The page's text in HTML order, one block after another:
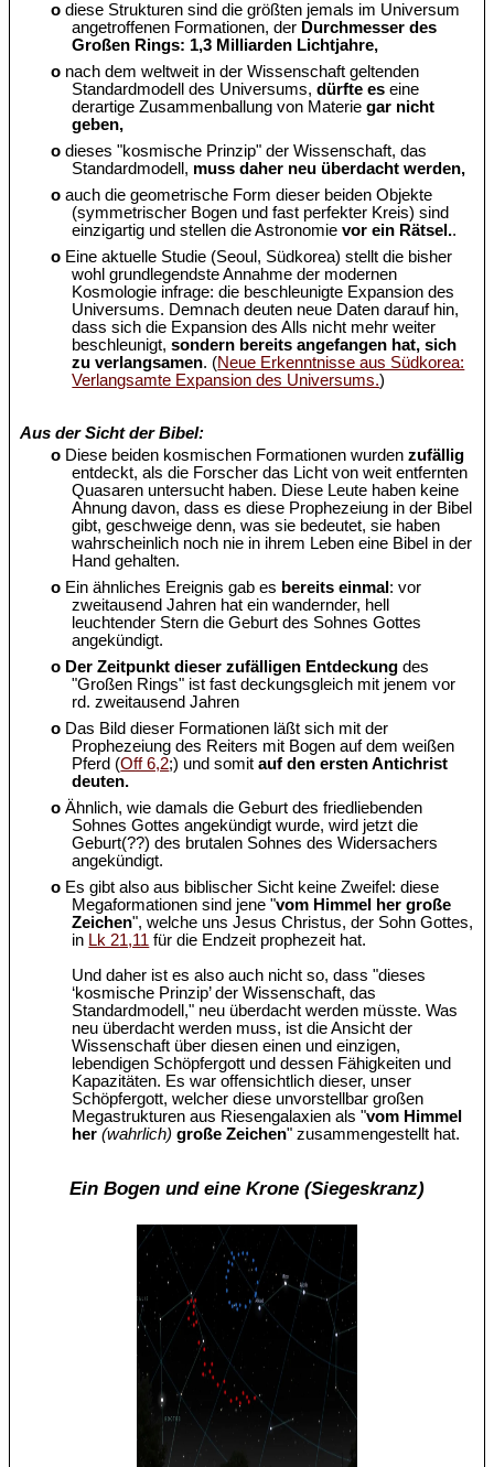
o diese Strukturen sind die größten jemals im Universum
angetroffenen Formationen, der Durchmesser des
Großen Rings: 1,3 Milliarden Lichtjahre,
o nach dem weltweit in der Wissenschaft geltenden
Standardmodell des Universums,dürfte eseine
derartige Zusammenballung von Materiegar nicht
geben,
o dieses "kosmische Prinzip" der Wissenschaft, das
Standardmodell, muss daher neu überdacht werden,
o auch die geometrische Form dieser beiden Objekte
(symmetrischer Bogen und fast perfekter Kreis) sind
einzigartig und stellen die Astronomievor ein Rätsel..
o Eine aktuelle Studie (Seoul, Südkorea) stellt die bisher
wohl grundlegendste Annahme der modernen
Kosmologie infrage: die beschleunigte Expansion des
Universums. Demnach deuten neue Daten darauf hin,
dass sich die Expansion des Alls nicht mehr weiter
beschleunigt,sondern bereits angefangen hat, sich
zu verlangsamen. (Neue Erkenntnisse aus Südkorea:
Verlangsamte Expansion des Universums.)
Aus der Sicht der Bibel:
o Diese beiden kosmischen Formationen wurdenzufällig
entdeckt, als die Forscher das Licht von weit entfernten
Quasaren untersucht haben. Diese Leute haben keine
Ahnung davon, dass es diese Prophezeiung in der Bibel
gibt, geschweige denn, was sie bedeutet, sie haben
wahrscheinlich noch nie in ihrem Leben eine Bibel in der
Hand gehalten.
o Ein ähnliches Ereignis gab es bereits einmal : vor
zweitausend Jahren hat ein wandernder, hell
leuchtender Stern die Geburt des Sohnes Gottes
angekündigt.
o Der Zeitpunkt dieser zufälligen Entdeckung des
"Großen Rings" ist fast deckungsgleich mit jenem vor
rd. zweitausend Jahren
o Das Bild dieser Formationen läßt sich mit der
Prophezeiung des Reiters mit Bogen auf dem weißen
Pferd (Off 6,2;) und somitauf den ersten Antichrist
deuten.
o Ähnlich, wie damals die Geburt des friedliebenden
Sohnes Gottes angekündigt wurde, wird jetzt die
Geburt(??) des brutalen Sohnes des Widersachers
angekündigt.
o Es gibt also aus biblischer Sicht keine Zweifel: diese
Megaformationen sind jene "vom Himmel her große
Zeichen", welche uns Jesus Christus, der Sohn Gottes,
in Lk 21,11 für die Endzeit prophezeit hat.
Und daher ist es also auch nicht so, dass "dieses
‘kosmische Prinzip’ der Wissenschaft, das
Standardmodell," neu überdacht werden müsste. Was
neu überdacht werden muss, ist die Ansicht der
Wissenschaft über diesen einen und einzigen,
lebendigen Schöpfergott und dessen Fähigkeiten und
Kapazitäten. Es war offensichtlich dieser, unser
Schöpfergott, welcher diese unvorstellbar großen
Megastrukturen aus Riesengalaxien als "vom Himmel
her(wahrlich) große Zeichen" zusammengestellt hat.
Ein Bogen und eine Krone (Siegeskranz)